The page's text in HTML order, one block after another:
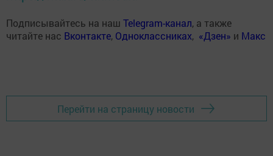
Подписывайтесь на наш Telegram-канал, а также
читайте нас Вконтакте, Одноклассниках, «Дзен» и Макс
Перейти на страницу новости